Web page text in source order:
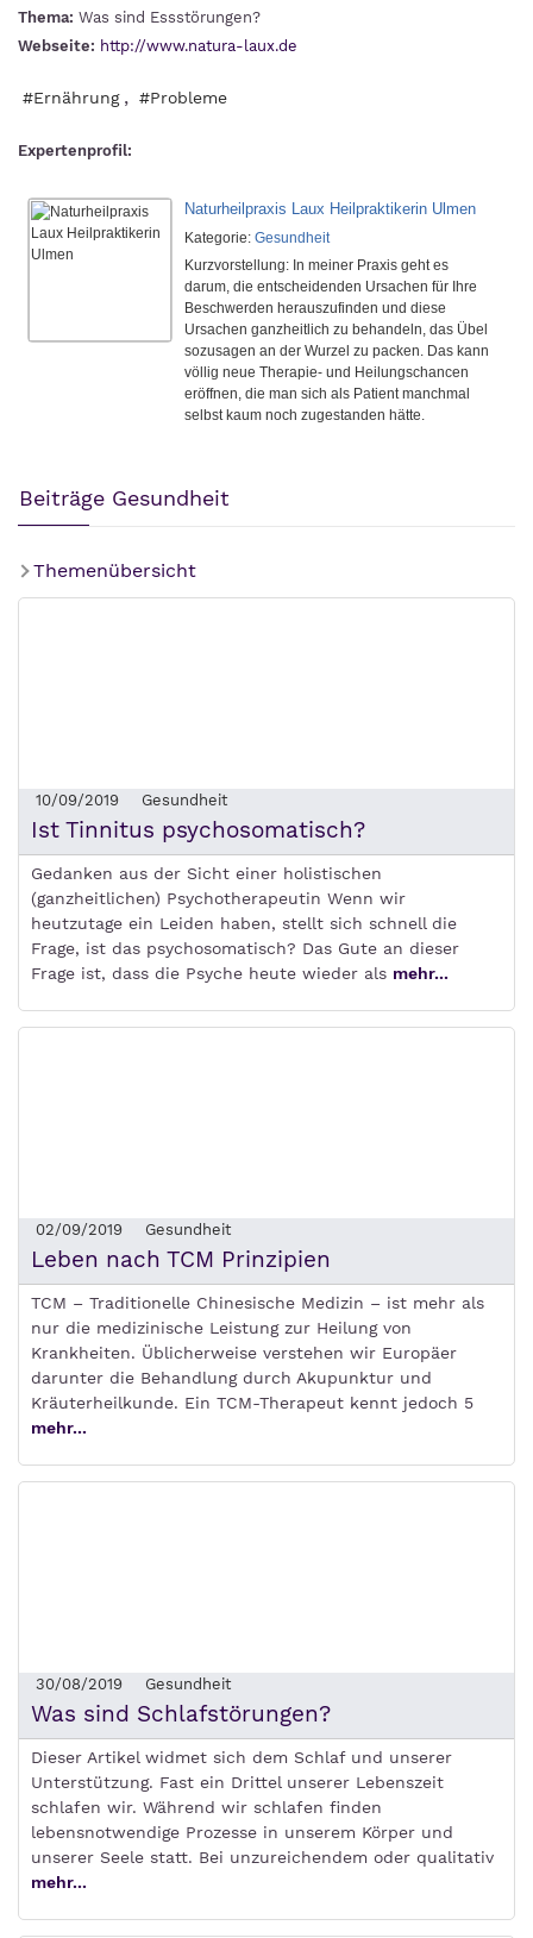
Thema: Was sind Essstörungen?
Webseite: http://www.natura-laux.de
#Ernährung , #Probleme
Expertenprofil:
Beiträge Gesundheit
Themenübersicht
10/09/2019 Gesundheit
Ist Tinnitus psychosomatisch?
Gedanken aus der Sicht einer holistischen
(ganzheitlichen) Psychotherapeutin Wenn wir
heutzutage ein Leiden haben, stellt sich schnell die
Frage, ist das psychosomatisch? Das Gute an dieser
Frage ist, dass die Psyche heute wieder als mehr...
02/09/2019 Gesundheit
Leben nach TCM Prinzipien
TCM – Traditionelle Chinesische Medizin – ist mehr als
nur die medizinische Leistung zur Heilung von
Krankheiten. Üblicherweise verstehen wir Europäer
darunter die Behandlung durch Akupunktur und
Kräuterheilkunde. Ein TCM-Therapeut kennt jedoch 5
mehr...
30/08/2019 Gesundheit
Was sind Schlafstörungen?
Dieser Artikel widmet sich dem Schlaf und unserer
Unterstützung. Fast ein Drittel unserer Lebenszeit
schlafen wir. Während wir schlafen finden
lebensnotwendige Prozesse in unserem Körper und
unserer Seele statt. Bei unzureichendem oder qualitativ
mehr...